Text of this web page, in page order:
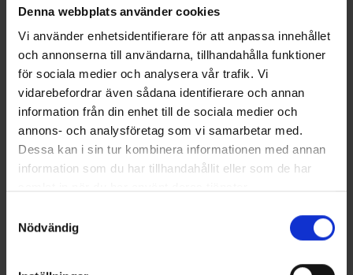
Denna webbplats använder cookies
Vi använder enhetsidentifierare för att anpassa innehållet
och annonserna till användarna, tillhandahålla funktioner
för sociala medier och analysera vår trafik. Vi
vidarebefordrar även sådana identifierare och annan
information från din enhet till de sociala medier och
annons- och analysföretag som vi samarbetar med.
Dessa kan i sin tur kombinera informationen med annan
information som du har tillhandahållit eller som de har
Nödvändig
Terhi 400 Verde
PRIS FRÅN 30900 KR
Den optimala stugbåten, som även passar bra som passbåt för
sjöfågeljägare eller för fiske. Pålitlig, enkel och lätthanterlig.
Färdas bra med en 5-15 hk:s utombordare men går även att ro
både från för- och mittbänk. Stabiliteten, användarvänligheten, de
goda köregenskaperna och hållbarheten gör Terhi 400 till en